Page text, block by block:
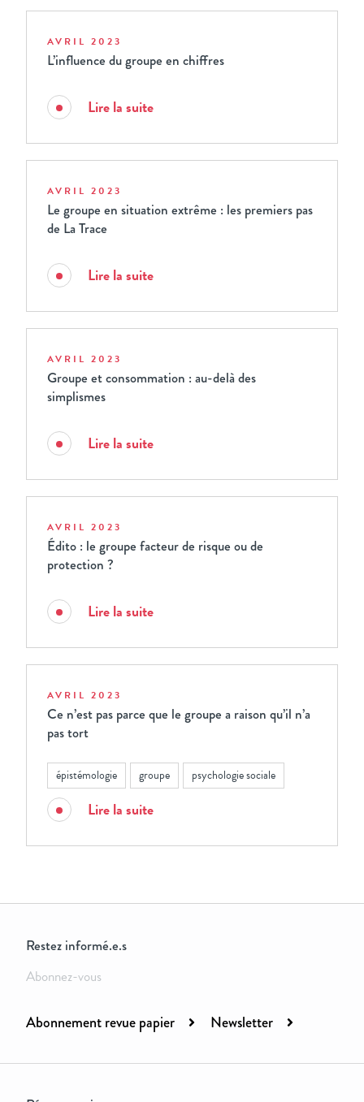
AVRIL 2023
L’influence du groupe en chiffres
Lire la suite
AVRIL 2023
Le groupe en situation extrême : les premiers pas
de La Trace
Lire la suite
AVRIL 2023
Groupe et consommation : au-delà des
simplismes
Lire la suite
AVRIL 2023
Édito : le groupe facteur de risque ou de
protection ?
Lire la suite
AVRIL 2023
Ce n’est pas parce que le groupe a raison qu’il n’a
pas tort
épistémologie groupe psychologie sociale
Lire la suite
Restez informé.e.s
Abonnez-vous
Abonnement revue papier Newsletter